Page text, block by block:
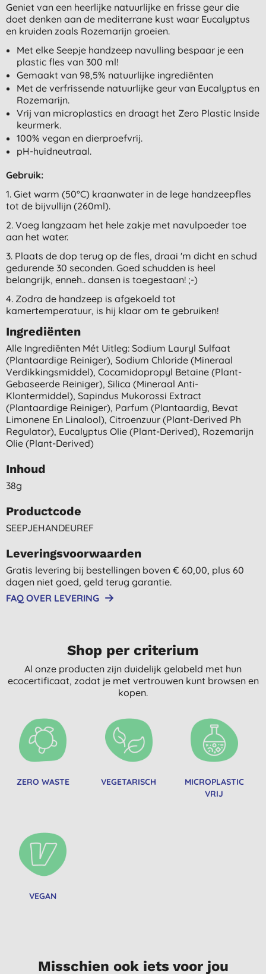
Geniet van een heerlijke natuurlijke en frisse geur die
doet denken aan de mediterrane kust waar Eucalyptus
en kruiden zoals Rozemarijn groeien.
Met elke Seepje handzeep navulling bespaar je een
plastic fles van 300 ml!
Gemaakt van 98,5% natuurlijke ingrediënten
Met de verfrissende natuurlijke geur van Eucalyptus en
Rozemarijn.
Vrij van microplastics en draagt het Zero Plastic Inside
keurmerk.
100% vegan en dierproefvrij.
pH-huidneutraal.
Gebruik:
1. Giet warm (50°C) kraanwater in de lege handzeepfles
tot de bijvullijn (260ml).
2. Voeg langzaam het hele zakje met navulpoeder toe
aan het water.
3. Plaats de dop terug op de fles, draai 'm dicht en schud
gedurende 30 seconden. Goed schudden is heel
belangrijk, enneh.. dansen is toegestaan! ;-)
4. Zodra de handzeep is afgekoeld tot
kamertemperatuur, is hij klaar om te gebruiken!
Ingrediënten
Alle Ingrediënten Mét Uitleg: Sodium Lauryl Sulfaat
(plantaardige Reiniger), Sodium Chloride (mineraal
Verdikkingsmiddel), Cocamidopropyl Betaine (plant-
Gebaseerde Reiniger), Silica (mineraal Anti-
Klontermiddel), Sapindus Mukorossi Extract
(plantaardige Reiniger), Parfum (plantaardig, Bevat
Limonene En Linalool), Citroenzuur (plant-Derived Ph
Regulator), Eucalyptus Olie (plant-Derived), Rozemarijn
Olie (plant-Derived)
Inhoud
38g
Productcode
SEEPJEHANDEUREF
Leveringsvoorwaarden
Gratis levering bij bestellingen boven € 60,00, plus 60
dagen niet goed, geld terug garantie.
FAQ OVER LEVERING
Shop per criterium
Al onze producten zijn duidelijk gelabeld met hun
ecocertificaat, zodat je met vertrouwen kunt browsen en
kopen.
ZERO WASTE VEGETARISCH
MICROPLASTIC
VRIJ
VEGAN
Misschien ook iets voor jou